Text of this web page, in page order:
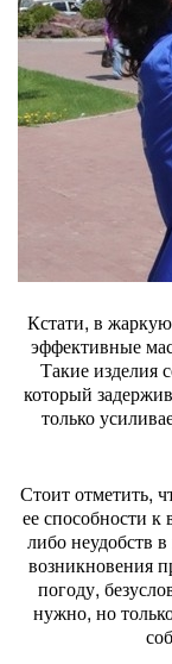
Кстати, в
эффективные
Такие изделия
который
только
Стоит отметить,
ее способности к
либо неудобств
возникновения
погоду,
нужно, но